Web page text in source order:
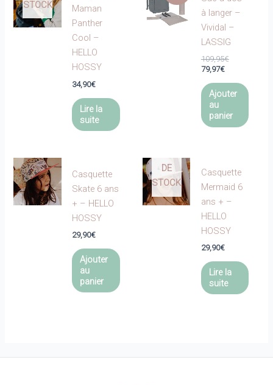
STOCK
Maman
Panther
Cool –
HELLO
HOSSY
34,90€
Lire la
suite
à langer –
Vividal –
LASSIG
109,95€Le
était :
109,95€.
79,97€Le
actuel
est :
79,97€.
Ajouter
au
panier
Casquette
Skate 6 ans
+ – HELLO
HOSSY
29,90€
Ajouter
au
panier
DE
STOCK
Casquette
Mermaid 6
ans + –
HELLO
HOSSY
29,90€
Lire la
suite